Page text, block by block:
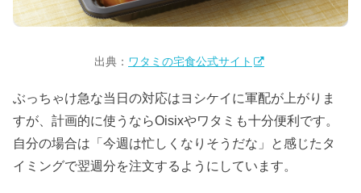
出典： ワタミの宅食公式サイト
ぶっちゃけ急な当日の対応はヨシケイに軍配が上がりま
すが、計画的に使うならOisixやワタミも十分便利です。
自分の場合は「今週は忙しくなりそうだな」と感じたタ
イミングで翌週分を注文するようにしています。